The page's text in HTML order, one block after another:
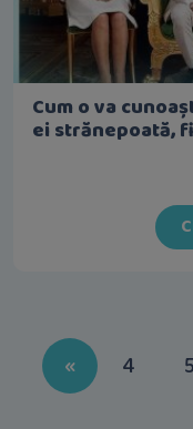
Cum o va
ei strănepoată,
«Previous
4 5